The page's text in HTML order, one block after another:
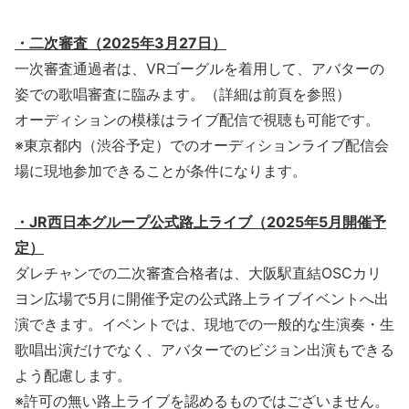
・二次審査（2025年3月27日）
一次審査通過者は、VRゴーグルを着用して、アバターの
姿での歌唱審査に臨みます。（詳細は前頁を参照）
オーディションの模様はライブ配信で視聴も可能です。
※東京都内（渋谷予定）でのオーディションライブ配信会
場に現地参加できることが条件になります。
・JR西日本グループ公式路上ライブ（2025年5月開催予
定）
ダレチャンでの二次審査合格者は、大阪駅直結OSCカリ
ヨン広場で5月に開催予定の公式路上ライブイベントへ出
演できます。イベントでは、現地での一般的な生演奏・生
歌唱出演だけでなく、アバターでのビジョン出演もできる
よう配慮します。
※許可の無い路上ライブを認めるものではございません。